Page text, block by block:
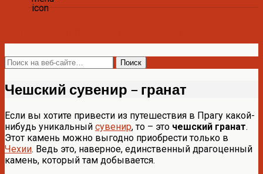
Чешский сувенир – гранат
Если вы хотите привести из путешествия в Прагу какой-
нибудь уникальный сувенир, то – это чешский гранат.
Этот камень можно выгодно приобрести только в
Чехии. Ведь это, наверное, единственный драгоценный
камень, который там добывается.